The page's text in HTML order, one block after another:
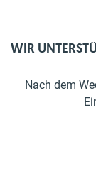
WIR
Nach dem